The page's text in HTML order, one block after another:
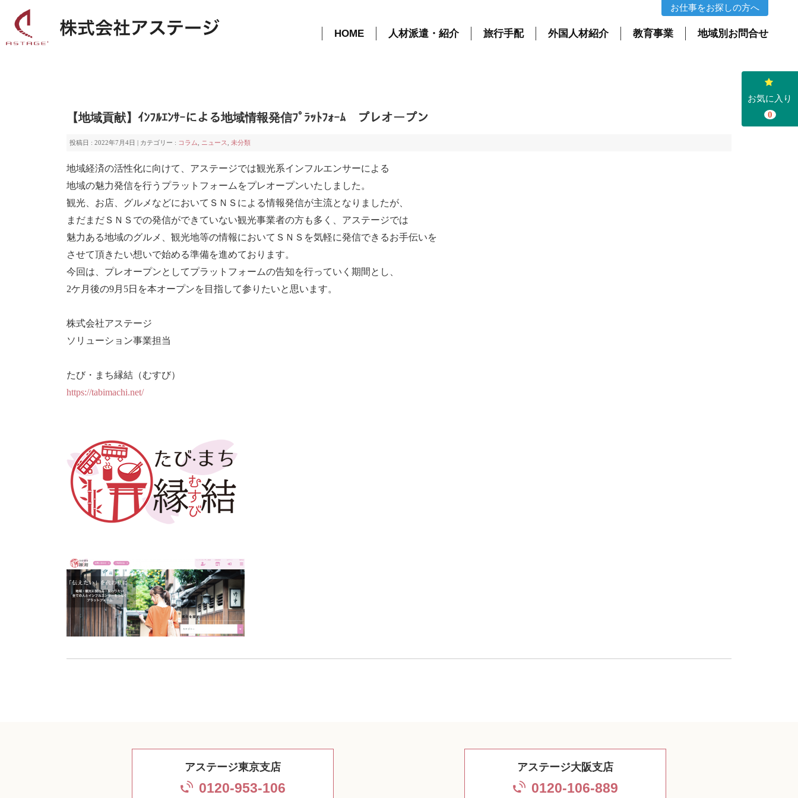
お仕事をお探しの方へ
HOME 人材派遣・紹介 旅行手配 外国人材紹介 教育事業 地域別お問合せ
お気に入り
0
【地域貢献】ｲﾝﾌﾙｴﾝｻｰによる地域情報発信ﾌﾟﾗｯﾄﾌｫｰﾑ プレオープン
投稿日 : 2022年7月4日 | カテゴリー : コラム ニュース 未分類
地域経済の活性化に向けて、アステージでは観光系インフルエンサーによる
地域の魅力発信を行うプラットフォームをプレオープンいたしました。
観光、お店、グルメなどにおいてＳＮＳによる情報発信が主流となりましたが、
まだまだＳＮＳでの発信ができていない観光事業者の方も多く、アステージでは
魅力ある地域のグルメ、観光地等の情報においてＳＮＳを気軽に発信できるお手伝いを
させて頂きたい想いで始める準備を進めております。
今回は、プレオープンとしてプラットフォームの告知を行っていく期間とし、
2ケ月後の9月5日を本オープンを目指して参りたいと思います。
株式会社アステージ
ソリューション事業担当
たび・まち縁結（むすび）
https://tabimachi.net/
アステージ東京支店
0120-953-106
アステージ大阪支店
0120-106-889